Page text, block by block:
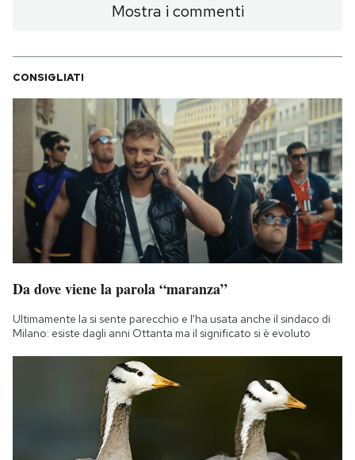
Mostra i commenti
CONSIGLIATI
Da dove viene la parola “maranza”
Ultimamente la si sente parecchio e l'ha usata anche il sindaco di
Milano: esiste dagli anni Ottanta ma il significato si è evoluto